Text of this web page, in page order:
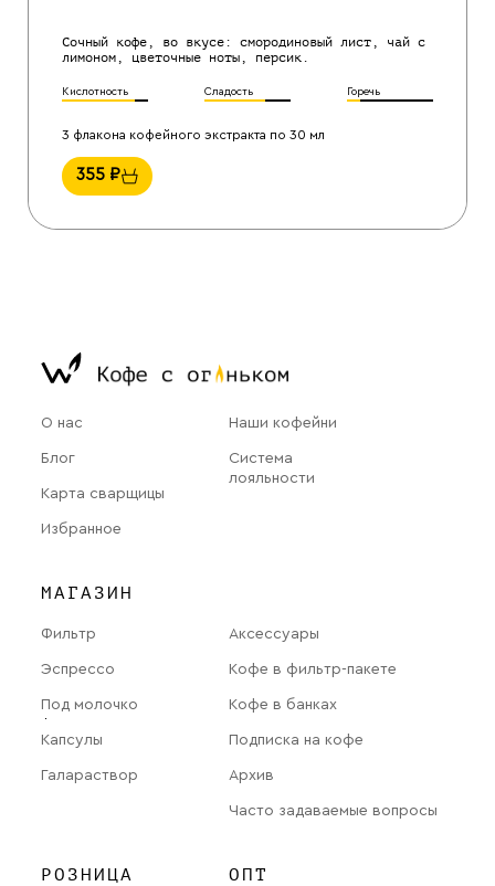
Сочный кофе, во вкусе: смородиновый лист, чай с
лимоном, цветочные ноты, персик.
Кислотность Сладость Горечь
3 флакона кофейного экстракта по 30 мл
355 ₽
О нас
Блог
Карта сварщицы
Избранное
Наши кофейни
Система
лояльности
МАГАЗИН
Фильтр
Эспрессо
Под молочко
Капсулы
Галараствор
Аксессуары
Кофе в фильтр-пакете
Кофе в банках
Подписка на кофе
Архив
Часто задаваемые вопросы
РОЗНИЦА ОПТ